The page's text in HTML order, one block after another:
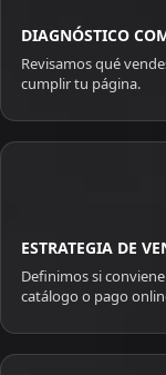
DIAGNÓSTICO
Revisamos qué
cumplir tu página.
ESTRATEGIA DE
Definimos si
catálogo o pago